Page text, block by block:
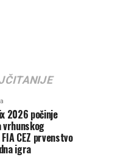
2026 počinje
vrhunskog
CEZ prvenstvo
igra